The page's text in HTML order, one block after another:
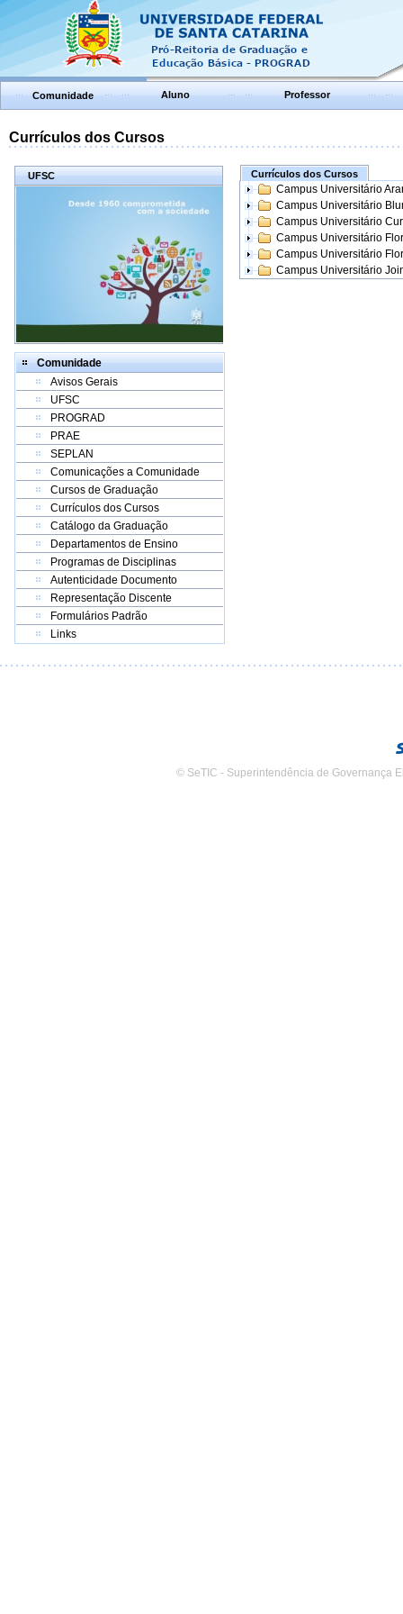
Comunidade Aluno Professor
Currículos dos Cursos
UFSC
Comunidade
Avisos Gerais
UFSC
PROGRAD
PRAE
SEPLAN
Comunicações a Comunidade
Cursos de Graduação
Currículos dos Cursos
Catálogo da Graduação
Departamentos de Ensino
Programas de Disciplinas
Autenticidade Documento
Representação Discente
Formulários Padrão
Links
Currículos dos Cursos
Campus Universitário
Campus Universitário
Campus Universitário
Campus Universitário
Campus Universitário
Campus Universitário
© SeTIC - Superintendência de Governança